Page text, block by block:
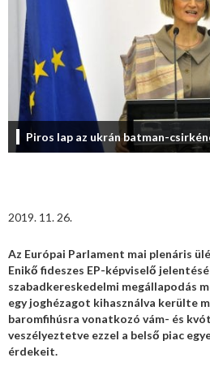
Piros lap az ukrán batman-
2019. 11. 26.
Az Európai Parlament mai plenáris
Enikő fideszes EP-képviselő
szabadkereskedelmi megállapodás
egy joghézagot kihasználva kerülte
baromfihúsra vonatkozó vám- és
veszélyeztetve ezzel a belső piac
érdekeit.